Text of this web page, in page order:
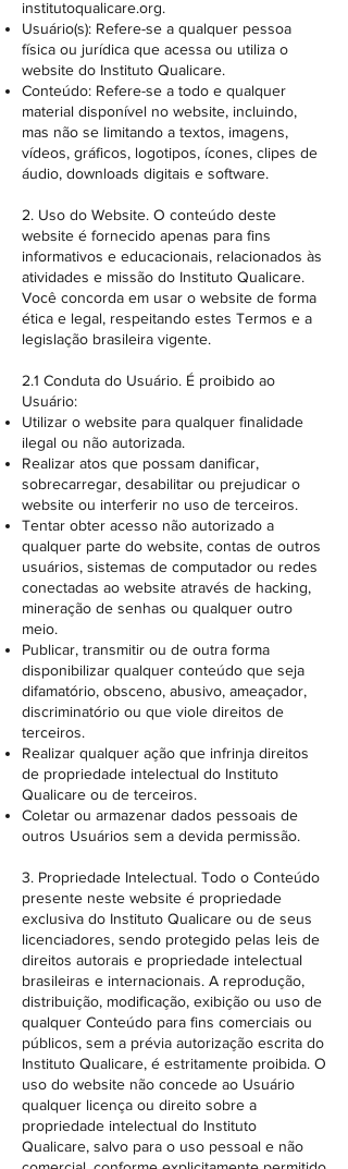
institutoqualicare.org.
Usuário(s): Refere-se a qualquer pessoa
física ou jurídica que acessa ou utiliza o
website do Instituto Qualicare.
Conteúdo: Refere-se a todo e qualquer
material disponível no website, incluindo,
mas não se limitando a textos, imagens,
vídeos, gráficos, logotipos, ícones, clipes de
áudio, downloads digitais e software.
2. Uso do Website. O conteúdo deste
website é fornecido apenas para fins
informativos e educacionais, relacionados às
atividades e missão do Instituto Qualicare.
Você concorda em usar o website de forma
ética e legal, respeitando estes Termos e a
legislação brasileira vigente.
2.1 Conduta do Usuário. É proibido ao
Usuário:
Utilizar o website para qualquer finalidade
ilegal ou não autorizada.
Realizar atos que possam danificar,
sobrecarregar, desabilitar ou prejudicar o
website ou interferir no uso de terceiros.
Tentar obter acesso não autorizado a
qualquer parte do website, contas de outros
usuários, sistemas de computador ou redes
conectadas ao website através de hacking,
mineração de senhas ou qualquer outro
meio.
Publicar, transmitir ou de outra forma
disponibilizar qualquer conteúdo que seja
difamatório, obsceno, abusivo, ameaçador,
discriminatório ou que viole direitos de
terceiros.
Realizar qualquer ação que infrinja direitos
de propriedade intelectual do Instituto
Qualicare ou de terceiros.
Coletar ou armazenar dados pessoais de
outros Usuários sem a devida permissão.
3. Propriedade Intelectual. Todo o Conteúdo
presente neste website é propriedade
exclusiva do Instituto Qualicare ou de seus
licenciadores, sendo protegido pelas leis de
direitos autorais e propriedade intelectual
brasileiras e internacionais. A reprodução,
distribuição, modificação, exibição ou uso de
qualquer Conteúdo para fins comerciais ou
públicos, sem a prévia autorização escrita do
Instituto Qualicare, é estritamente proibida. O
uso do website não concede ao Usuário
qualquer licença ou direito sobre a
propriedade intelectual do Instituto
Qualicare, salvo para o uso pessoal e não